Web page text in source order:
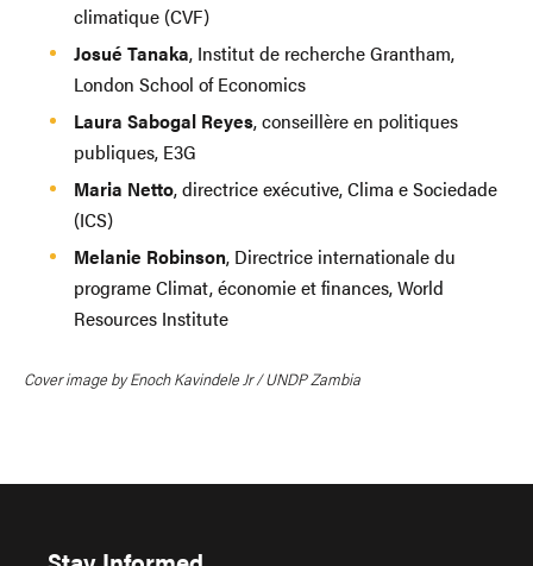
climatique (CVF)
Josué Tanaka, Institut de recherche Grantham,
London School of Economics
Laura Sabogal Reyes, conseillère en politiques
publiques, E3G
Maria Netto, directrice exécutive, Clima e Sociedade
(ICS)
Melanie Robinson, Directrice internationale du
programe Climat, économie et finances, World
Resources Institute
Cover image by Enoch Kavindele Jr / UNDP Zambia